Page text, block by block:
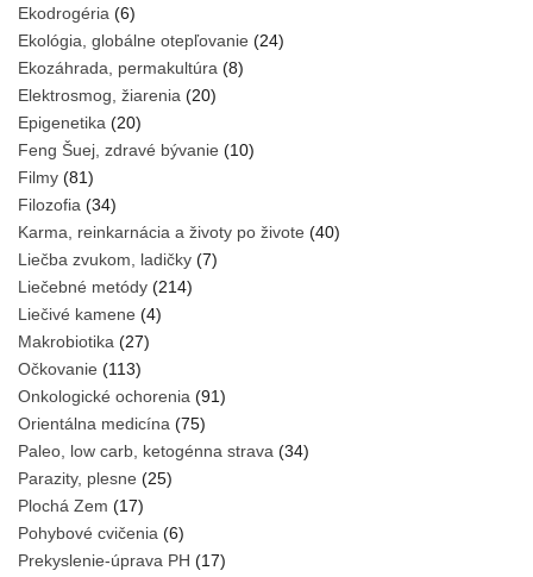
Ekodrogéria (6)
Ekológia, globálne otepľovanie (24)
Ekozáhrada, permakultúra (8)
Elektrosmog, žiarenia (20)
Epigenetika (20)
Feng Šuej, zdravé bývanie (10)
Filmy (81)
Filozofia (34)
Karma, reinkarnácia a životy po živote (40)
Liečba zvukom, ladičky (7)
Liečebné metódy (214)
Liečivé kamene (4)
Makrobiotika (27)
Očkovanie (113)
Onkologické ochorenia (91)
Orientálna medicína (75)
Paleo, low carb, ketogénna strava (34)
Parazity, plesne (25)
Plochá Zem (17)
Pohybové cvičenia (6)
Prekyslenie-úprava PH (17)